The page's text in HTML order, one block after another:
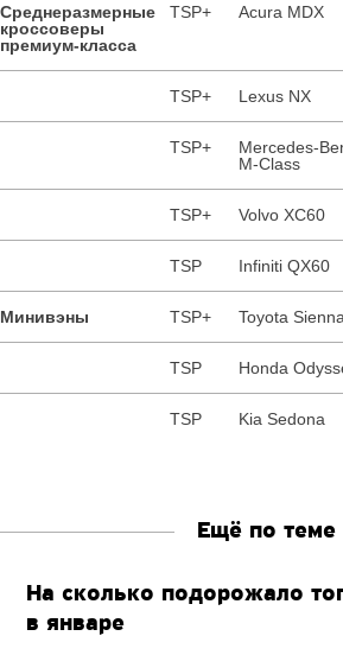
Среднеразмерные
кроссоверы
премиум-класса
TSP+ Acura MDX
TSP+ Lexus NX
TSP+
Mercedes-
M-Class
TSP+ Volvo XC60
TSP Infiniti QX60
Минивэны TSP+ Toyota Sienna
TSP Honda
TSP Kia Sedona
Ещё по теме
На сколько подорожало
в январе